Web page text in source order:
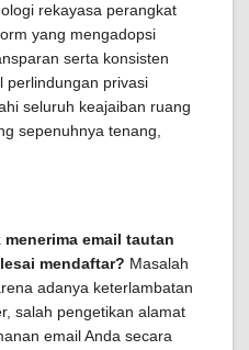
rekayasa perangkat
yang mengadopsi
serta konsisten
perlindungan privasi
seluruh keajaiban ruang
sepenuhnya tenang,
email tautan
mendaftar? Masalah
adanya keterlambatan
salah pengetikan alamat
email Anda secara